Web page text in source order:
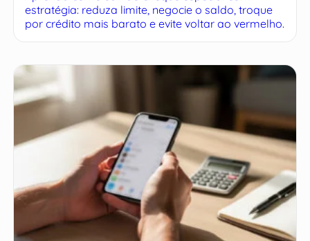
estratégia: reduza limite, negocie o saldo, troque
por crédito mais barato e evite voltar ao vermelho.